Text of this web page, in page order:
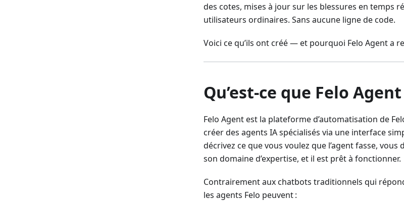
des cotes, mises à jour sur les blessures en temps
utilisateurs ordinaires. Sans aucune ligne de code.
Voici ce qu’ils ont créé — et pourquoi Felo Agent a
Qu’est-ce que Felo Agent
Felo Agent est la plateforme d’automatisation de
créer des agents IA spécialisés via une interface
décrivez ce que vous voulez que l’agent fasse,
son domaine d’expertise, et il est prêt à fonctionner.
Contrairement aux chatbots traditionnels qui
les agents Felo peuvent :